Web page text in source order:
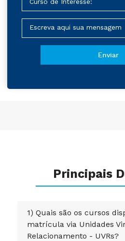
Principais
1) Quais são os cursos
matrícula via Unidades
Relacionamento - UVRs?